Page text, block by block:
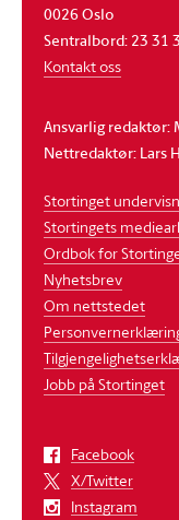
0026 Oslo
Sentralbord: 23 31
Kontakt oss
Ansvarlig redaktør:
Nettredaktør: Lars
Stortinget
Stortingets
Ordbok for
Nyhetsbrev
Om nettstedet
Jobb på Stortinget
Facebook
X/Twitter
Instagram